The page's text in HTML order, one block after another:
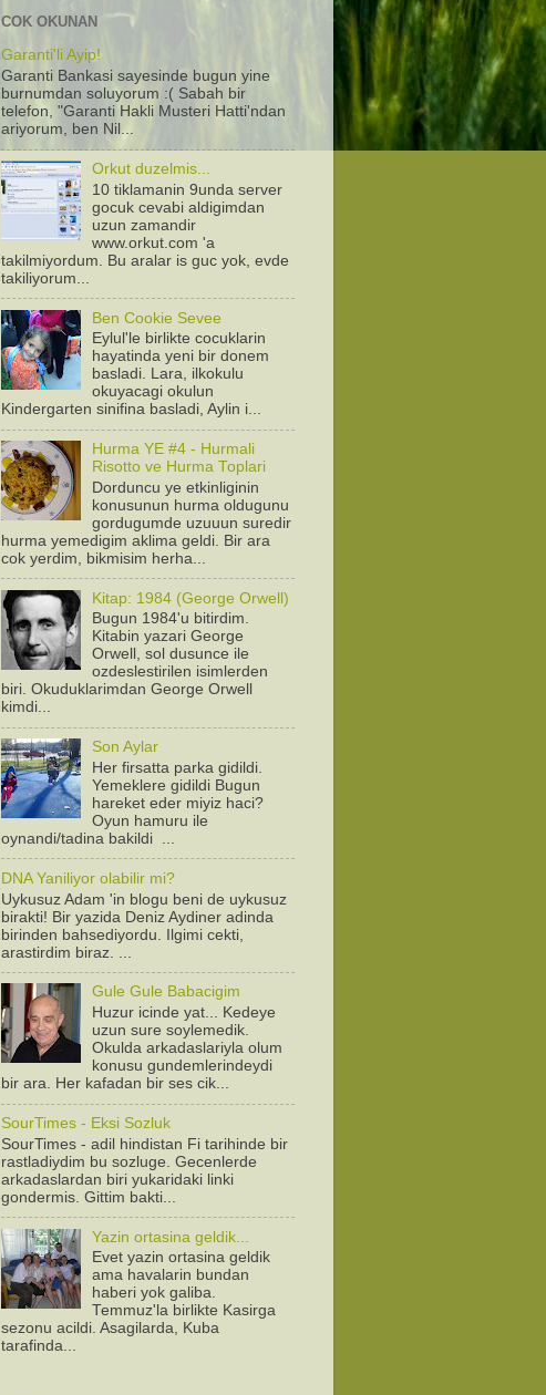
COK OKUNAN
Garanti'li Ayip!
Garanti Bankasi sayesinde bugun yine
burnumdan soluyorum :( Sabah bir
telefon, "Garanti Hakli Musteri Hatti'ndan
ariyorum, ben Nil...
Orkut duzelmis...
10 tiklamanin 9unda server
gocuk cevabi aldigimdan
uzun zamandir
www.orkut.com 'a
takilmiyordum. Bu aralar is guc yok, evde
takiliyorum...
Ben Cookie Sevee
Eylul'le birlikte cocuklarin
hayatinda yeni bir donem
basladi. Lara, ilkokulu
okuyacagi okulun
Kindergarten sinifina basladi, Aylin i...
Hurma YE #4 - Hurmali
Risotto ve Hurma Toplari
Dorduncu ye etkinliginin
konusunun hurma oldugunu
gordugumde uzuuun suredir
hurma yemedigim aklima geldi. Bir ara
cok yerdim, bikmisim herha...
Kitap: 1984 (George Orwell)
Bugun 1984'u bitirdim.
Kitabin yazari George
Orwell, sol dusunce ile
ozdeslestirilen isimlerden
biri. Okuduklarimdan George Orwell
kimdi...
Son Aylar
Her firsatta parka gidildi.
Yemeklere gidildi Bugun
hareket eder miyiz haci?
Oyun hamuru ile
oynandi/tadina bakildi ...
DNA Yaniliyor olabilir mi?
Uykusuz Adam 'in blogu beni de uykusuz
birakti! Bir yazida Deniz Aydiner adinda
birinden bahsediyordu. Ilgimi cekti,
arastirdim biraz. ...
Gule Gule Babacigim
Huzur icinde yat... Kedeye
uzun sure soylemedik.
Okulda arkadaslariyla olum
konusu gundemlerindeydi
bir ara. Her kafadan bir ses cik...
SourTimes - Eksi Sozluk
SourTimes - adil hindistan Fi tarihinde bir
rastladiydim bu sozluge. Gecenlerde
arkadaslardan biri yukaridaki linki
gondermis. Gittim bakti...
Yazin ortasina geldik...
Evet yazin ortasina geldik
ama havalarin bundan
haberi yok galiba.
Temmuz'la birlikte Kasirga
sezonu acildi. Asagilarda, Kuba
tarafinda...